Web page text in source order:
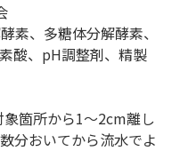
素、多糖体分解酵素、
酸、pH調整剤、精製
象箇所から1～2cm離し
分おいてから流水でよ